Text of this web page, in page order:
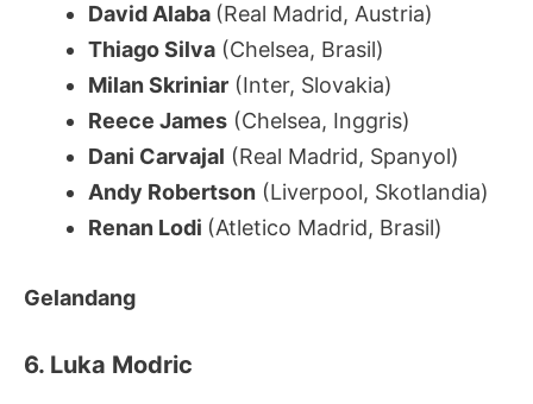
David Alaba (Real Madrid, Austria)
Thiago Silva (Chelsea, Brasil)
Milan Skriniar (Inter, Slovakia)
Reece James (Chelsea, Inggris)
Dani Carvajal (Real Madrid, Spanyol)
Andy Robertson (Liverpool, Skotlandia)
Renan Lodi (Atletico Madrid, Brasil)
Gelandang
6. Luka Modric